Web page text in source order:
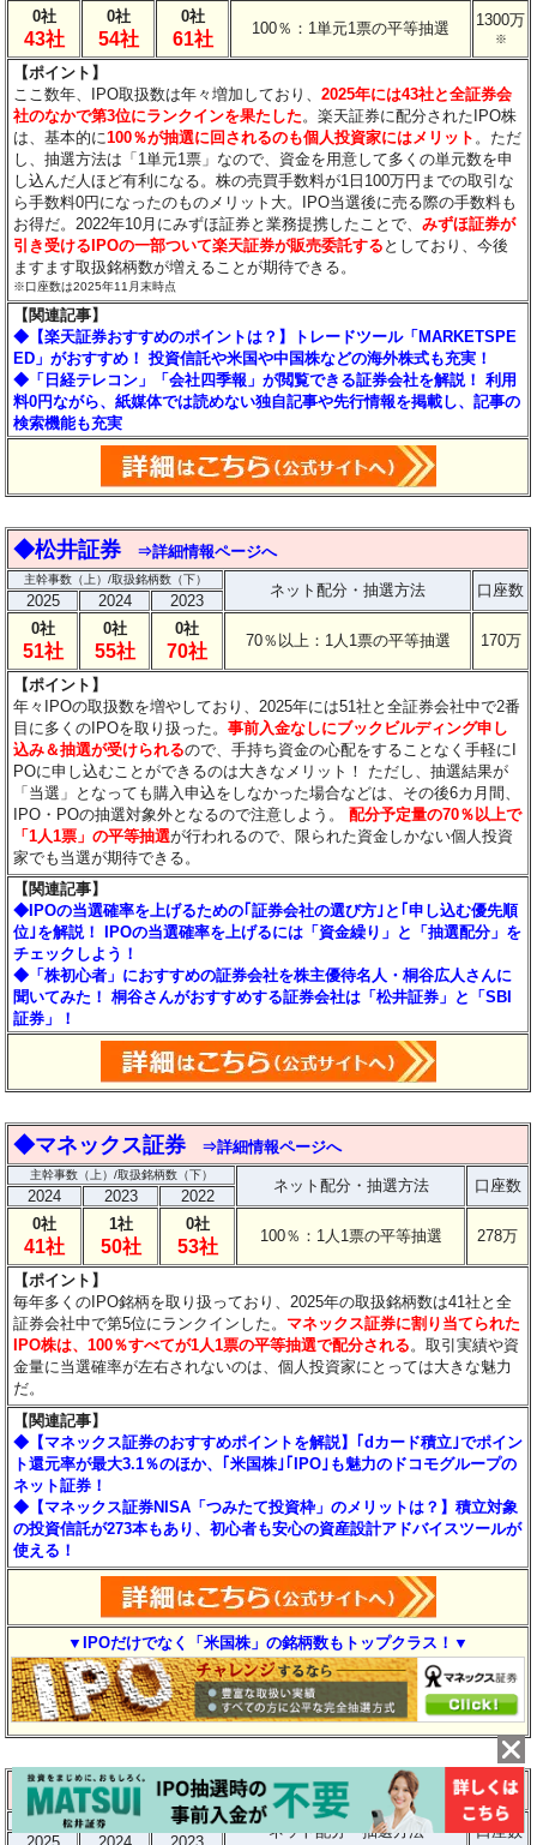
0社
43社
0社
54社
0社
61社
100％：1単元1票の平等抽選 1300万
※
【ポイント】
ここ数年、IPO取扱数は年々増加しており、2025年には43社と全証券会
社のなかで第3位にランクインを果たした。楽天証券に配分されたIPO株
は、基本的に100％が抽選に回されるのも個人投資家にはメリット 。ただ
し、抽選方法は「1単元1票」なので、資金を用意して多くの単元数を申
し込んだ人ほど有利になる。株の売買手数料が1日100万円までの取引な
ら手数料0円になったのものメリット大。IPO当選後に売る際の手数料も
お得だ。2022年10月にみずほ証券と業務提携したことで、みずほ証券が
引き受けるIPOの一部ついて楽天証券が販売委託する としており、今後
ますます取扱銘柄数が増えることが期待できる。
※口座数は2025年11月末時点
【関連記事】
◆【楽天証券おすすめのポイントは？】トレードツール「MARKETSPE
ED」がおすすめ！ 投資信託や米国や中国株などの海外株式も充実！
◆「日経テレコン」「会社四季報」が閲覧できる証券会社を解説！ 利用
料0円ながら、紙媒体では読めない独自記事や先行情報を掲載し、記事の
検索機能も充実
◆松井証券 ⇒詳細情報ページへ
主幹事数（上）/取扱銘柄数（下）
ネット配分・抽選方法 口座数
2025 2024
2023
0社
51社
0社
55社
0社
70社
70％以上：1人1票の平等抽選 170万
【ポイント】
年々IPOの取扱数を増やしており、2025年には51社と全証券会社中で2番
目に多くのIPOを取り扱った。事前入金なしにブックビルディング申し
込み＆抽選が受けられるので、手持ち資金の心配をすることなく手軽にI
POに申し込むことができるのは大きなメリット！
ただし、抽選結果が
「当選」となっても購入申込をしなかった場合などは、その後6カ月間、
IPO・POの抽選対象外となるので注意しよう。配分予定量の70％以上で
「1人1票」の平等抽選が行われるので、限られた資金しかない個人投資
家でも当選が期待できる。
【関連記事】
◆IPOの当選確率を上げるための｢証券会社の選び方｣と｢申し込む優先順
位｣を解説！ IPOの当選確率を上げるには「資金繰り」と「抽選配分」を
チェックしよう！
◆「株初心者」におすすめの証券会社を株主優待名人・桐谷広人さんに
聞いてみた！ 桐谷さんがおすすめする証券会社は「松井証券」と「SBI
証券」！
◆マネックス証券 ⇒詳細情報ページへ
主幹事数（上）/取扱銘柄数（下）
ネット配分・抽選方法 口座数
2024 2023
2022
0社
41社
1社
50社
0社
53社
100％：1人1票の平等抽選 278万
【ポイント】
毎年多くのIPO銘柄を取り扱っており、2025年の取扱銘柄数は41社と全
証券会社中で第5位にランクインした。 マネックス証券に割り当てられた
IPO株は、100％すべてが1人1票の平等抽選で配分される。取引実績や資
金量に当選確率が左右されないのは、個人投資家にとっては大きな魅力
だ。
【関連記事】
◆【マネックス証券のおすすめポイントを解説】｢dカード積立｣でポイン
ト還元率が最大3.1％のほか、｢米国株｣｢IPO｣も魅力のドコモグループの
ネット証券！
◆【マネックス証券NISA「つみたて投資枠」のメリットは？】積立対象
の投資信託が273本もあり、初心者も安心の資産設計アドバイスツールが
使える！
▼IPOだけでなく「米国株」の銘柄数もトップクラス！▼
◆岩井コスモ証券 ⇒詳細情報ページへ
主幹事数（上）/取扱銘柄数（下）
ネット配分・抽選方法 口座数